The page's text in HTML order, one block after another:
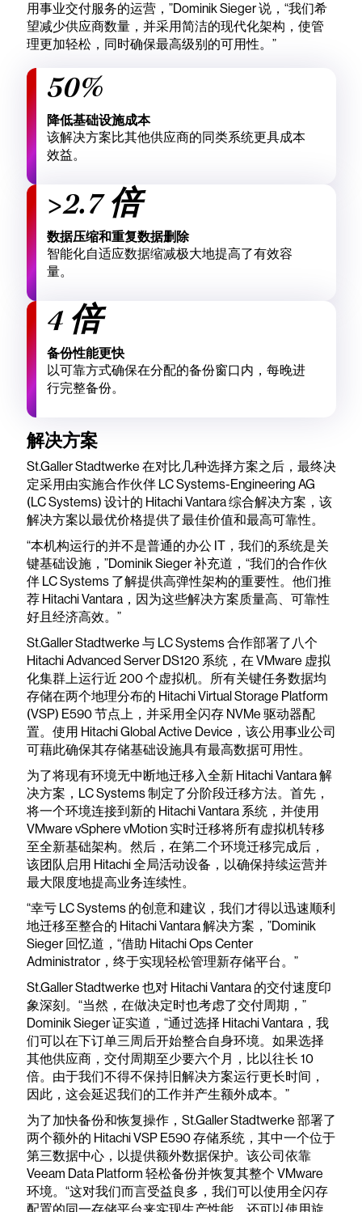
用事业交付服务的运营，”Dominik Sieger 说，“我们希
望减少供应商数量，并采用简洁的现代化架构，使管
理更加轻松，同时确保最高级别的可用性。”
50%
降低基础设施成本
该解决方案比其他供应商的同类系统更具成本
效益。
>2.7 倍
数据压缩和重复数据删除
智能化自适应数据缩减极大地提高了有效容
量。
4 倍
备份性能更快
以可靠方式确保在分配的备份窗口内，每晚进
行完整备份。
解决方案
St.Galler Stadtwerke 在对比几种选择方案之后，最终决
定采用由实施合作伙伴 LC Systems-Engineering AG
(LC Systems) 设计的 Hitachi Vantara 综合解决方案，该
解决方案以最优价格提供了最佳价值和最高可靠性。
“本机构运行的并不是普通的办公 IT，我们的系统是关
键基础设施，”Dominik Sieger 补充道，“我们的合作伙
伴 LC Systems 了解提供高弹性架构的重要性。他们推
荐 Hitachi Vantara，因为这些解决方案质量高、可靠性
好且经济高效。”
St.Galler Stadtwerke 与 LC Systems 合作部署了八个
Hitachi Advanced Server DS120 系统，在 VMware 虚拟
化集群上运行近 200 个虚拟机。所有关键任务数据均
存储在两个地理分布的 Hitachi Virtual Storage Platform
(VSP) E590 节点上，并采用全闪存 NVMe 驱动器配
置。使用 Hitachi Global Active Device，该公用事业公司
可藉此确保其存储基础设施具有最高数据可用性。
为了将现有环境无中断地迁移入全新 Hitachi Vantara 解
决方案，LC Systems 制定了分阶段迁移方法。首先，
将一个环境连接到新的 Hitachi Vantara 系统，并使用
VMware vSphere vMotion 实时迁移将所有虚拟机转移
至全新基础架构。然后，在第二个环境迁移完成后，
该团队启用 Hitachi 全局活动设备，以确保持续运营并
最大限度地提高业务连续性。
“幸亏 LC Systems 的创意和建议，我们才得以迅速顺利
地迁移至整合的 Hitachi Vantara 解决方案，”Dominik
Sieger 回忆道，“借助 Hitachi Ops Center
Administrator，终于实现轻松管理新存储平台。”
St.Galler Stadtwerke 也对 Hitachi Vantara 的交付速度印
象深刻。“当然，在做决定时也考虑了交付周期，”
Dominik Sieger 证实道，“通过选择 Hitachi Vantara，我
们可以在下订单三周后开始整合自身环境。如果选择
其他供应商，交付周期至少要六个月，比以往长 10
倍。由于我们不得不保持旧解决方案运行更长时间，
因此，这会延迟我们的工作并产生额外成本。”
为了加快备份和恢复操作，St.Galler Stadtwerke 部署了
两个额外的 Hitachi VSP E590 存储系统，其中一个位于
第三数据中心，以提供额外数据保护。该公司依靠
Veeam Data Platform 轻松备份并恢复其整个 VMware
环境。“这对我们而言受益良多，我们可以使用全闪存